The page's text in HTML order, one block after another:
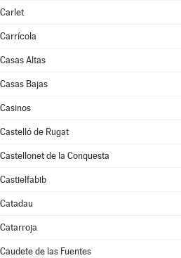
Carlet
Carrícola
Casas Altas
Casas Bajas
Casinos
Castelló de Rugat
Castellonet de la Conquesta
Castielfabib
Catadau
Catarroja
Caudete de las Fuentes